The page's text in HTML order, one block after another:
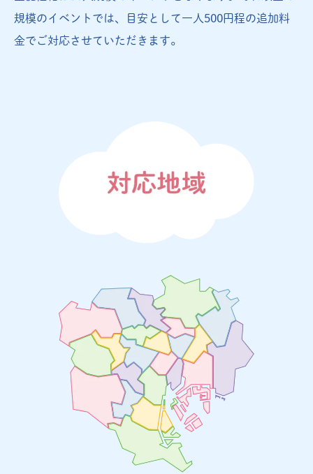
規模のイベントでは、目安として一人500円程の追加料
金でご対応させていただきます。